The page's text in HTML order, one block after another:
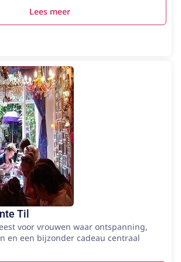
Lees meer
Til
voor vrouwen waar ontspanning,
en een bijzonder cadeau centraal